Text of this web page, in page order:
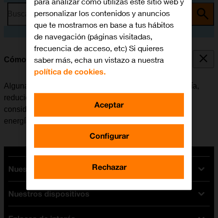
Busca por problema o tema
Cómo ahorrar batería
Algunas funciones de la tablet consumen mucha batería,
reduciendo así la autonomía del dispositivo
considerablemente. Se puede reducir el consumo de
energía, desactivando estas funciones.
Nuestras tarifas
Tarifas Orange
Tarifas fibra y móvil
Nuestros dispositivos
personalizar los contenidos y anuncios
que te mostramos en base a tus hábitos
de navegación (páginas visitadas,
frecuencia de acceso, etc) Si quieres
saber más, echa un vistazo a nuestra
política de cookies.
Configurar
Rechazar
Aceptar